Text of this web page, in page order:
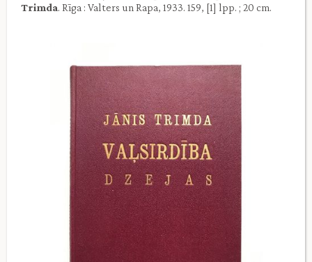
Trimda. Rīga : Valters un Rapa, 1933. 159, [1] lpp. ; 20 cm.